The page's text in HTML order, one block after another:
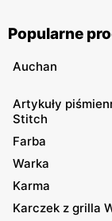
Popularne
Auchan
Artykuły
Stitch
Farba
Warka
Karma
Karczek z grilla